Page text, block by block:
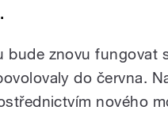
bude znovu fungovat
do června.
nového